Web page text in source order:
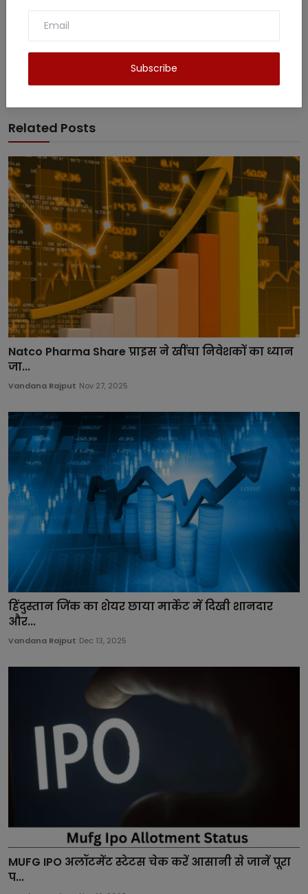
Subscribe
, education , finance , Gaming and many fields . I have more
than 5 years experience in this field.
Related Posts
Natco Pharma Share प्राइस ने खींचा निवेशकों का ध्यान
जा...
Vandana Rajput Nov 27, 2025
हिंदुस्तान जिंक का शेयर छाया मार्केट में दिखी शानदार
और...
Vandana Rajput Dec 13, 2025
MUFG IPO अलॉटमेंट स्टेटस चेक करें आसानी से जानें पूरा
प...